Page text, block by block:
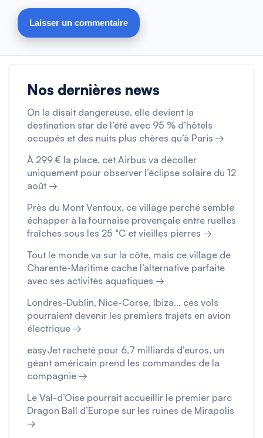
Nos dernières news
On la disait dangereuse, elle devient la
destination star de l’été avec 95 % d’hôtels
occupés et des nuits plus chères qu’à Paris →
À 299 € la place, cet Airbus va décoller
uniquement pour observer l’éclipse solaire du 12
août →
Près du Mont Ventoux, ce village perché semble
échapper à la fournaise provençale entre ruelles
fraîches sous les 25 °C et vieilles pierres →
Tout le monde va sur la côte, mais ce village de
Charente-Maritime cache l’alternative parfaite
avec ses activités aquatiques →
Londres-Dublin, Nice-Corse, Ibiza… ces vols
pourraient devenir les premiers trajets en avion
électrique →
easyJet racheté pour 6,7 milliards d’euros, un
géant américain prend les commandes de la
compagnie →
Le Val-d’Oise pourrait accueillir le premier parc
Dragon Ball d’Europe sur les ruines de Mirapolis
→